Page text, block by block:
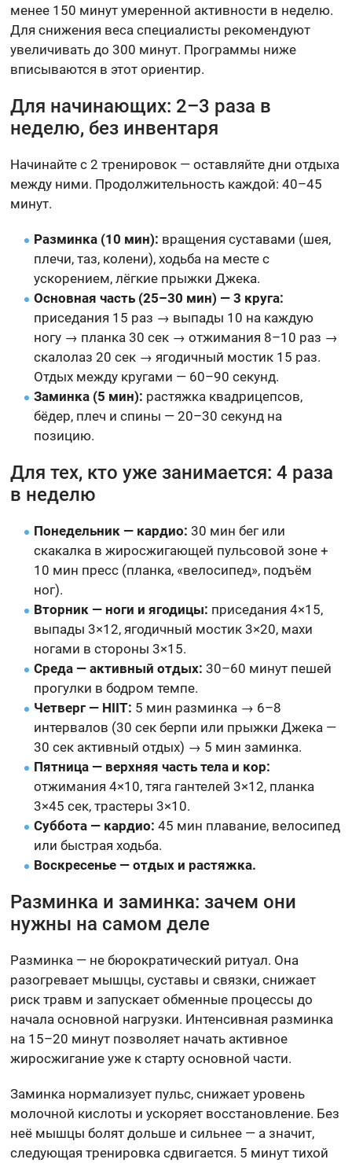
менее 150 минут умеренной активности в неделю.
Для снижения веса специалисты рекомендуют
увеличивать до 300 минут. Программы ниже
вписываются в этот ориентир.
Для начинающих: 2–3 раза в
неделю, без инвентаря
Начинайте с 2 тренировок — оставляйте дни отдыха
между ними. Продолжительность каждой: 40–45
минут.
Разминка (10 мин): вращения суставами (шея,
плечи, таз, колени), ходьба на месте с
ускорением, лёгкие прыжки Джека.
Основная часть (25–30 мин) — 3 круга:
приседания 15 раз → выпады 10 на каждую
ногу → планка 30 сек → отжимания 8–10 раз →
скалолаз 20 сек → ягодичный мостик 15 раз.
Отдых между кругами — 60–90 секунд.
Заминка (5 мин): растяжка квадрицепсов,
бёдер, плеч и спины — 20–30 секунд на
позицию.
Для тех, кто уже занимается: 4 раза
в неделю
Понедельник — кардио: 30 мин бег или
скакалка в жиросжигающей пульсовой зоне +
10 мин пресс (планка, «велосипед», подъём
ног).
Вторник — ноги и ягодицы: приседания 4×15,
выпады 3×12, ягодичный мостик 3×20, махи
ногами в стороны 3×15.
Среда — активный отдых: 30–60 минут пешей
прогулки в бодром темпе.
Четверг — HIIT: 5 мин разминка → 6–8
интервалов (30 сек берпи или прыжки Джека —
30 сек активный отдых) → 5 мин заминка.
Пятница — верхняя часть тела и кор:
отжимания 4×10, тяга гантелей 3×12, планка
3×45 сек, трастеры 3×10.
Суббота — кардио: 45 мин плавание, велосипед
или быстрая ходьба.
Воскресенье — отдых и растяжка.
Разминка и заминка: зачем они
нужны на самом деле
Разминка — не бюрократический ритуал. Она
разогревает мышцы, суставы и связки, снижает
риск травм и запускает обменные процессы до
начала основной нагрузки. Интенсивная разминка
на 15–20 минут позволяет начать активное
жиросжигание уже к старту основной части.
Заминка нормализует пульс, снижает уровень
молочной кислоты и ускоряет восстановление. Без
неё мышцы болят дольше и сильнее — а значит,
следующая тренировка сдвигается. 5 минут тихой